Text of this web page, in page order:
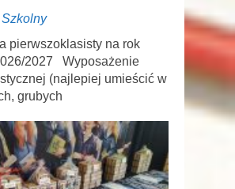
pierwszoklasisty na rok
2027 Wyposażenie
(najlepiej umieścić w
grubych